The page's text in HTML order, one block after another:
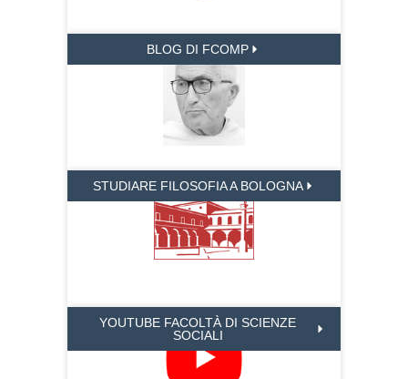
BLOG DI FCOMP
STUDIARE FILOSOFIA A BOLOGNA
YOUTUBE FACOLTÀ DI SCIENZE
SOCIALI